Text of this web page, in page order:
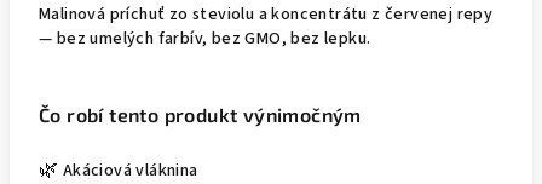
Malinová príchuť zo steviolu a koncentrátu z červenej repy
— bez umelých farbív, bez GMO, bez lepku.
Čo robí tento produkt výnimočným
🌿 Akáciová vláknina